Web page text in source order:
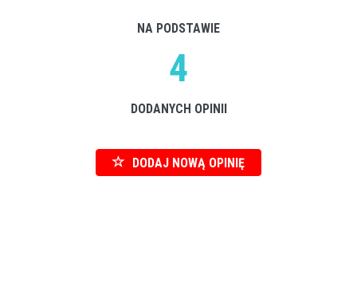
NA PODSTAWIE
4
DODANYCH OPINII
DODAJ NOWĄ OPINIĘ